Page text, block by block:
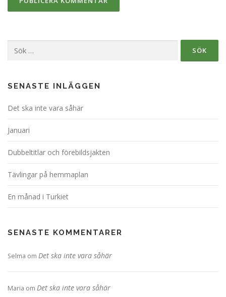
efter:
SENASTE INLÄGGEN
Det ska inte vara såhär
Januari
Dubbeltitlar och förebildsjakten
Tävlingar på hemmaplan
En månad i Turkiet
SENASTE KOMMENTARER
Selma om Det ska inte vara såhär
Maria om Det ska inte vara såhär